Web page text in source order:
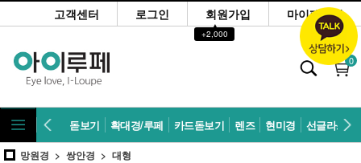
고객센터 로그인 회원가입
▲
+2,000
마이페이지
0
돋보기 확대경/루페 카드돋보기 렌즈 현미경 선글라스
망원경 쌍안경 대형